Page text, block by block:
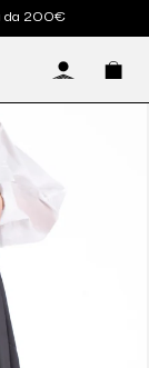
da 200€
LOG IN